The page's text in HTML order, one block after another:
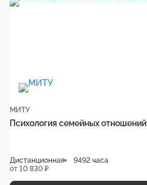
МИТУ
Психология семейных отношений
Дистанционная
9492 часа
от 10 830 ₽